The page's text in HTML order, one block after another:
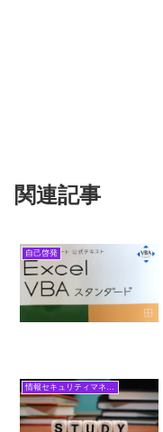
関連記事
自己啓発